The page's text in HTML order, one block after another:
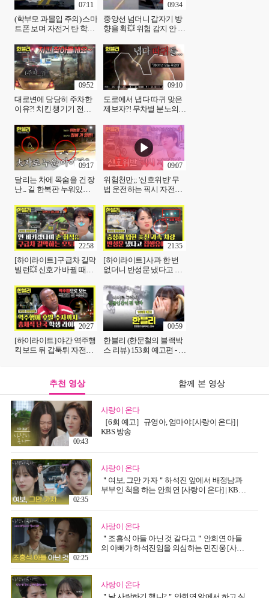
(학부모 과몰입 주의) 스마
트폰 보며 자전거 탄 학생
방송
07:11
중앙선 넘더니 갑자기 방
향을 휙💥 위험 감지 안 한
251203 방송
09:34
대로변에 당당히 주차한
이유?! 치킨 챙기기 전에
251203 방송
09:52
도로에서 냅다 따귀 맞은
제보자?! 무차별 분노의
251203 방송
09:10
달리는 차에 목숨을 건 장
난... 길 한복판 누워있는
송
09:17
위험천만;; '신호위반' 무
법 운전하는 픽시 자전거
251203 방송
09:07
[하이라이트] 구급차 길막
빌런💥 신호가 바뀔 때까
💢 | JTBC 251203 방송
22:58
[하이라이트] 사과 한 번
없더니 반성문 냈다고 집
해자는 전신 골절😥 |
JTBC 251203 방송
21:35
[하이라이트] 야간 역주행
킥보드 뒤 갑툭튀 자전거
251203 방송
20:27
한블리 (한문철의 블랙박
스 리뷰) 153회 예고편 - 아
00:59
추천 영상 함께 본 영상
사랑이 온다
［6회 예고］규영아, 엄마야 [사랑이 온다] |
KBS 방송
00:43
사랑이 온다
＂여보, 그만 가자＂하석진 앞에서 배정남과
부부인 척을 하는 안희연 [사랑이 온다] | KBS
02:35
사랑이 온다
＂조흥식 아들 아닌 것 같다고＂안희연 아들
의 아빠가 하석진임을 의심하는 민진웅 [사랑
02:25
사랑이 온다